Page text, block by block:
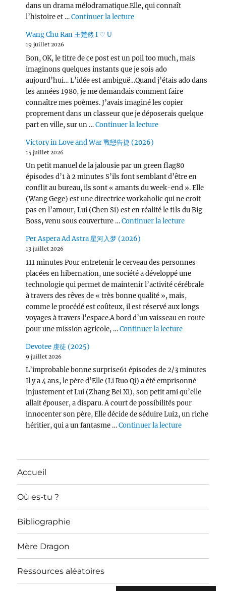
dans un drama mélodramatique.Elle, qui connaît
l’histoire et …Continuer la lecturede « Love, Lies, and Spies
Wang Chu Ran 王楚然 I ♡ U
19 juillet 2026
Bon, OK, le titre de ce post est un poil too much, mais
imaginons quelques instants que je sois ado
aujourd’hui… L’idée est ambiguë…Quand j’étais ado dans
les années 1980, je me demandais comment faire
connaître mes poèmes. J’avais imaginé les copier
proprement dans un classeur que je déposerais quelque
part en ville, sur un …Continuer la lecturede « Wang Chu Ran
Victory in Love and War 戰戀告捷 (2026)
15 juillet 2026
Un petit manuel de la jalousie par un green flag80
épisodes d’1 à 2 minutes S’ils font semblant d’être en
conflit au bureau, ils sont « amants du week-end ». Elle
(Wang Gege) est une directrice workaholic qui ne croit
pas en l’amour, Lui (Chen Si) est en réalité le fils du Big
Boss, venu sous couverture …Continuer la lecturede « Victory
Per Aspera Ad Astra 星河入梦 (2026)
13 juillet 2026
111 minutes Pour entretenir le cerveau des personnes
placées en hibernation, une société a développé une
technologie qui permet de maintenir l’activité cérébrale
à travers des rêves de « très bonne qualité », mais,
comme le procédé est coûteux, il est réservé aux longs
voyages à travers l’espace.A bord d’un vaisseau en route
pour une mission agricole, …Continuer la lecturede « Per
Devotee 虔徒 (2025)
9 juillet 2026
L’improbable bonne surprise61 épisodes de 2/3 minutes
Il y a 4 ans, le père d’Elle (Li Ruo Qi) a été emprisonné
injustement et Lui (Zhang Bei Xi), son petit ami qu’elle
allait épouser, a disparu. A court de possibilités pour
innocenter son père, Elle décide de séduire Lui2, un riche
héritier, qui a un fantasme …Continuer la lecturede « Devotee
Accueil
Où es-tu ?
Bibliographie
Mère Dragon
Ressources aléatoires